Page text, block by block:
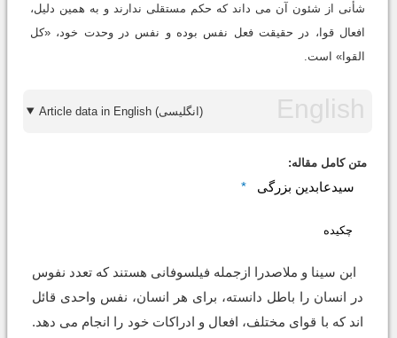
شأنى از شئون آن می داند که حکم مستقلی ندارند و به همین دلیل،
افعال قوا، در حقیقت فعل نفس بوده و نفس در وحدت خود، «کل
القوا» است.
Article data in English (انگلیسی)
متن کامل مقاله:
سیدعابدین بزرگی *
چکیده
ابن سینا و ملاصدرا ازجمله فیلسوفانی هستند که تعدد نفوس
در انسان را باطل دانسته، برای هر انسان، نفس واحدی قائل
اند که با قوای مختلف، افعال و ادراکات خود را انجام می دهد.